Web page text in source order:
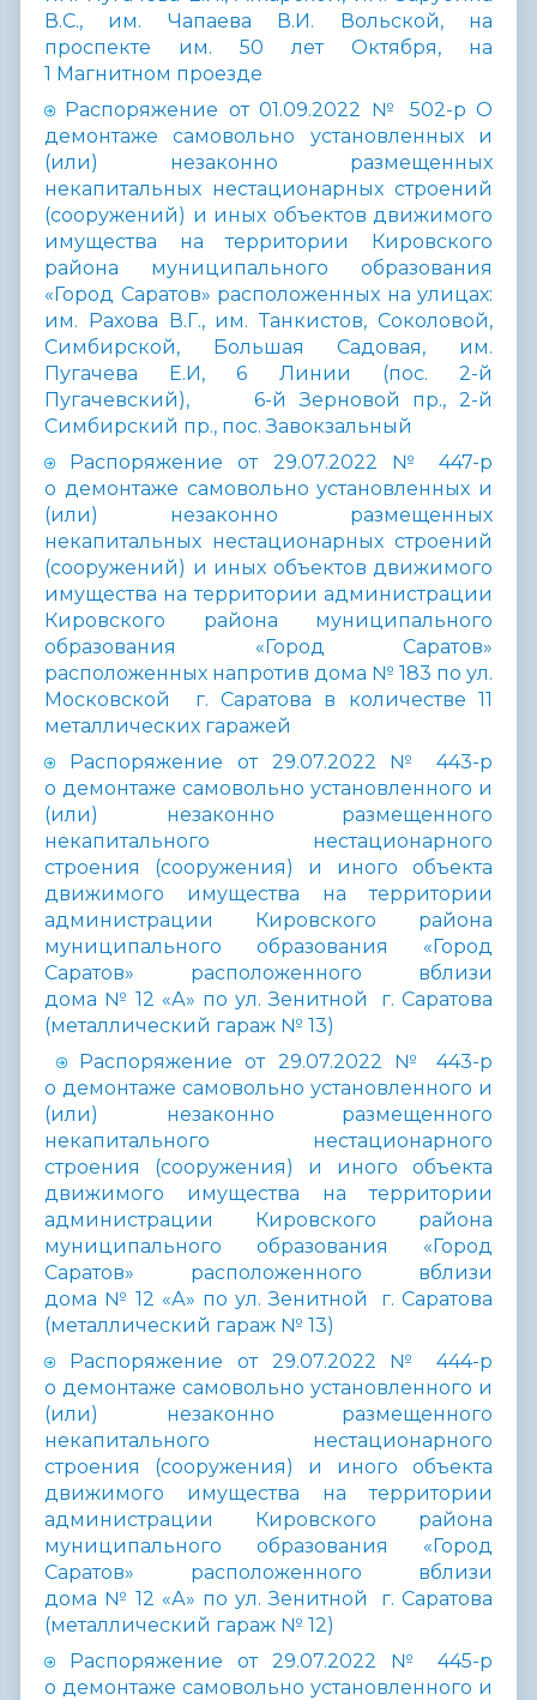
В.С., им. Чапаева В.И. Вольской, на
проспекте им. 50 лет Октября, на
1 Магнитном проезде
Распоряжение от 01.09.2022 № 502-р О
демонтаже самовольно установленных и
(или) незаконно размещенных
некапитальных нестационарных строений
(сооружений) и иных объектов движимого
имущества на территории Кировского
района муниципального образования
«Город Саратов» расположенных на улицах:
им. Рахова В.Г., им. Танкистов, Соколовой,
Симбирской, Большая Садовая, им.
Пугачева Е.И, 6 Линии (пос. 2-й
Пугачевский), 6-й Зерновой пр., 2-й
Симбирский пр., пос. Завокзальный
Распоряжение от 29.07.2022 № 447-р
о демонтаже самовольно установленных и
(или) незаконно размещенных
некапитальных нестационарных строений
(сооружений) и иных объектов движимого
имущества на территории администрации
Кировского района муниципального
образования «Город Саратов»
расположенных напротив дома № 183 по ул.
Московской г. Саратова в количестве 11
металлических гаражей
Распоряжение от 29.07.2022 № 443-р
о демонтаже самовольно установленного и
(или) незаконно размещенного
некапитального нестационарного
строения (сооружения) и иного объекта
движимого имущества на территории
администрации Кировского района
муниципального образования «Город
Саратов» расположенного вблизи
дома № 12 «А» по ул. Зенитной г. Саратова
(металлический гараж № 13)
Распоряжение от 29.07.2022 № 443-р
о демонтаже самовольно установленного и
(или) незаконно размещенного
некапитального нестационарного
строения (сооружения) и иного объекта
движимого имущества на территории
администрации Кировского района
муниципального образования «Город
Саратов» расположенного вблизи
дома № 12 «А» по ул. Зенитной г. Саратова
(металлический гараж № 13)
Распоряжение от 29.07.2022 № 444-р
о демонтаже самовольно установленного и
(или) незаконно размещенного
некапитального нестационарного
строения (сооружения) и иного объекта
движимого имущества на территории
администрации Кировского района
муниципального образования «Город
Саратов» расположенного вблизи
дома № 12 «А» по ул. Зенитной г. Саратова
(металлический гараж № 12)
Распоряжение от 29.07.2022 № 445-р
о демонтаже самовольно установленного и